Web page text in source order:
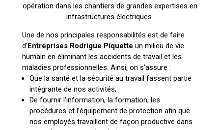
opération dans les chantiers de grandes expertises en
infrastructures électriques.
Une de nos principales responsabilités est de faire
d’Entreprises Rodrigue Piquette un milieu de vie
humain en éliminant les accidents de travail et les
maladies professionnelles. Ainsi, on s’assure :
Que la santé et la sécurité au travail fassent partie
intégrante de nos activités;
De fournir l’information, la formation, les
procédures et l’équipement de protection afin que
nos employés travaillent de façon productive dans